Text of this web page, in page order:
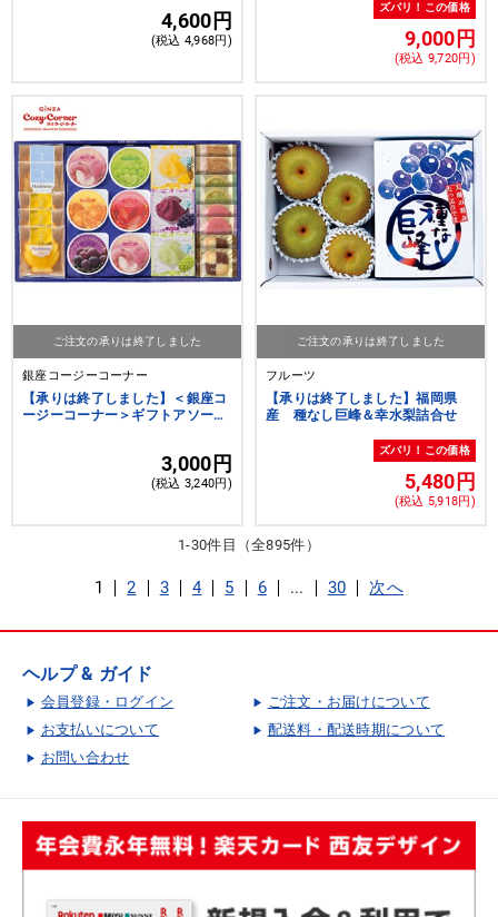
4,600円
(税込 4,968円)
ズバリ！この価格
9,000円
(税込 9,720円)
ご注文の承りは終了しました
銀座コージーコーナー
【承りは終了しました】＜銀座コ
ージーコーナー＞ギフトアソート
3,000円
(税込 3,240円)
ご注文の承りは終了しました
フルーツ
【承りは終了しました】福岡県
産 種なし巨峰＆幸水梨詰合せ
ズバリ！この価格
5,480円
(税込 5,918円)
1-30件目（全895件）
1 2 3 4 5 6 ... 30 次へ
ヘルプ & ガイド
会員登録・ログイン
ご注文・お届けについて
お支払いについて
配送料・配送時期について
お問い合わせ